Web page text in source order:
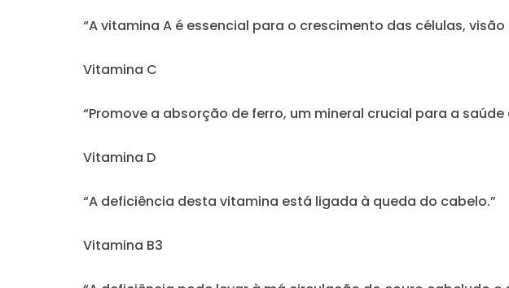
“A vitamina A é essencial para o crescimento das células,
Vitamina C
“Promove a absorção de ferro, um mineral crucial para a saúde
Vitamina D
“A deficiência desta vitamina está ligada à queda do cabelo.”
Vitamina B3